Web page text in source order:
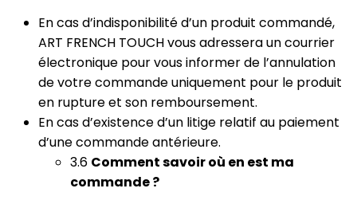
En cas d’indisponibilité d’un produit commandé,
ART FRENCH TOUCH vous adressera un courrier
électronique pour vous informer de l’annulation
de votre commande uniquement pour le produit
en rupture et son remboursement.
En cas d’existence d’un litige relatif au paiement
d’une commande antérieure.
3.6 Comment savoir où en est ma
commande ?